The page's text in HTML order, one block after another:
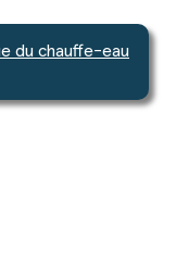
du chauffe-eau